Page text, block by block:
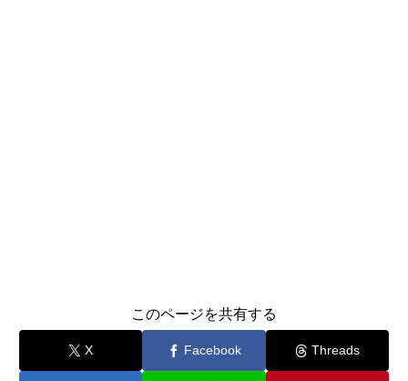
このページを共有する
X Facebook Threads